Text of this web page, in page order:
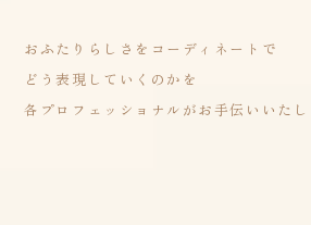
おふたりらしさをコーディネートで
どう表現していくのかを
各プロフェッショナルがお手伝いいたし